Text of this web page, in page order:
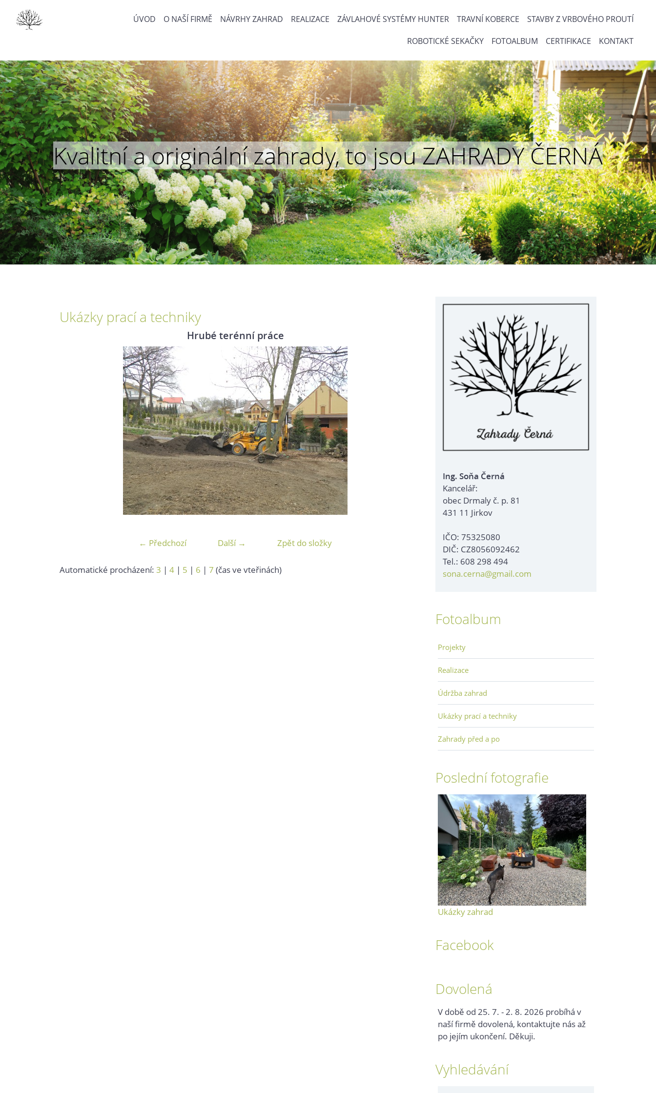
ÚVOD O NAŠÍ FIRMĚ NÁVRHY ZAHRAD REALIZACE ZÁVLAHOVÉ SYSTÉMY HUNTER TRAVNÍ KOBERCE STAVBY Z VRBOVÉHO PROUTÍ
ROBOTICKÉ SEKAČKY FOTOALBUM CERTIFIKACE KONTAKT
Kvalitní a originální zahrady, to jsou ZAHRADY ČERNÁ
Ukázky prací a techniky
Hrubé terénní práce
← Předchozí Další → Zpět do složky
Automatické procházení: 3 | 4 | 5 | 6 | 7 (čas ve vteřinách)
Ing. Soňa Černá
Kancelář:
obec Drmaly č. p. 81
431 11 Jirkov
IČO: 75325080
DIČ: CZ8056092462
Tel.: 608 298 494
sona.cerna@gmail.com
Fotoalbum
Projekty
Realizace
Údržba zahrad
Ukázky prací a techniky
Zahrady před a po
Poslední fotografie
Ukázky zahrad
Facebook
Dovolená
V době od 25. 7. - 2. 8. 2026 probíhá v
naší firmě dovolená, kontaktujte nás až
po jejím ukončení. Děkuji.
Vyhledávání